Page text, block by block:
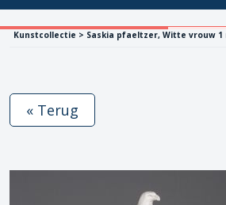
Kunstcollectie > Saskia pfaeltzer, Witte vrouw 1
« Terug